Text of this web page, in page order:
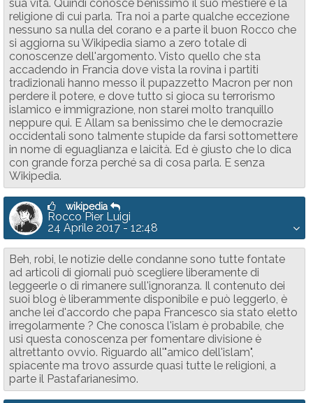
sua vita. Quindi conosce benissimo il suo mestiere e la
religione di cui parla. Tra noi a parte qualche eccezione
nessuno sa nulla del corano e a parte il buon Rocco che
si aggiorna su Wikipedia siamo a zero totale di
conoscenze dell'argomento. Visto quello che sta
accadendo in Francia dove vista la rovina i partiti
tradizionali hanno messo il pupazzetto Macron per non
perdere il potere, e dove tutto si gioca su terrorismo
islamico e immigrazione, non starei molto tranquillo
neppure qui. E Allam sa benissimo che le democrazie
occidentali sono talmente stupide da farsi sottomettere
in nome di eguaglianza e laicità. Ed è giusto che lo dica
con grande forza perché sa di cosa parla. E senza
Wikipedia.
wikipedia
Rocco Pier Luigi
24 Aprile 2017 - 12:48
Beh, robi, le notizie delle condanne sono tutte fontate
ad articoli di giornali può scegliere liberamente di
leggeerle o di rimanere sull'ignoranza. Il contenuto dei
suoi blog è liberammente disponibile e può leggerlo, è
anche lei d'accordo che papa Francesco sia stato eletto
irregolarmente ? Che conosca l'islam è probabile, che
usi questa conoscenza per fomentare divisione è
altrettanto ovvio. Riguardo all'"amico dell'islam",
spiacente ma trovo assurde quasi tutte le religioni, a
parte il Pastafarianesimo.